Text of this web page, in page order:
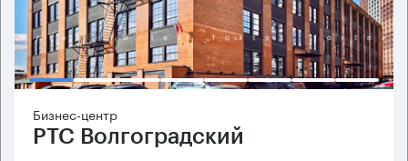
Бизнес-центр
РТС Волгоградский